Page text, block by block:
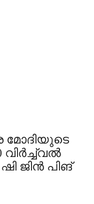
മോദിയുടെ
ജിൻ പിങ്